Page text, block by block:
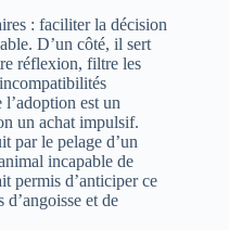
: faciliter la décision
D’un côté, il sert
réflexion, filtre les
est un
un achat impulsif.
par le pelage d’un
incapable de
permis d’anticiper ce
d’angoisse et de